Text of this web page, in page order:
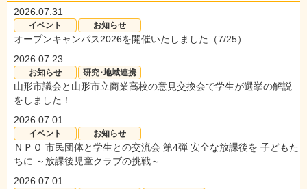
2026.07.31
イベント お知らせ
オープンキャンパス2026を開催いたしました（7/25）
2026.07.23
お知らせ 研究･地域連携
山形市議会と山形市立商業高校の意見交換会で学生が選挙の解説
をしました！
2026.07.01
イベント お知らせ
ＮＰＯ 市民団体と学生との交流会 第4弾 安全な放課後を 子どもた
ちに ～放課後児童クラブの挑戦～
2026.07.01